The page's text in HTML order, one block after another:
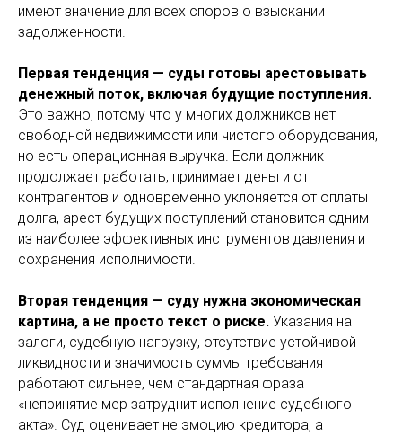
имеют значение для всех споров о взыскании
задолженности.
Первая тенденция — суды готовы арестовывать
денежный поток, включая будущие поступления.
Это важно, потому что у многих должников нет
свободной недвижимости или чистого оборудования,
но есть операционная выручка. Если должник
продолжает работать, принимает деньги от
контрагентов и одновременно уклоняется от оплаты
долга, арест будущих поступлений становится одним
из наиболее эффективных инструментов давления и
сохранения исполнимости.
Вторая тенденция — суду нужна экономическая
картина, а не просто текст о риске. Указания на
залоги, судебную нагрузку, отсутствие устойчивой
ликвидности и значимость суммы требования
работают сильнее, чем стандартная фраза
«непринятие мер затруднит исполнение судебного
акта». Суд оценивает не эмоцию кредитора, а